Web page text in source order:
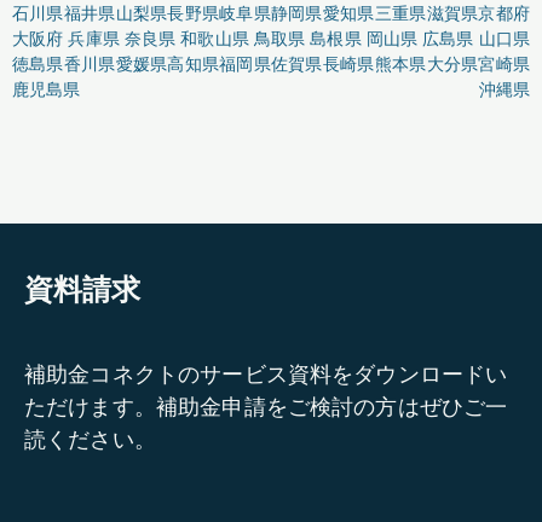
石川県福井県山梨県長野県岐阜県静岡県愛知県三重県滋賀県京都府
大阪府 兵庫県 奈良県 和歌山県 鳥取県 島根県 岡山県 広島県 山口県
徳島県香川県愛媛県高知県福岡県佐賀県長崎県熊本県大分県宮崎県
鹿児島県
沖縄県
資料請求
補助金コネクトのサービス資料をダウンロードい
ただけます。補助金申請をご検討の方はぜひご一
読ください。